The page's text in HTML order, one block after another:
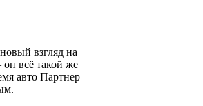
взгляд на
всё такой же
авто Партнер